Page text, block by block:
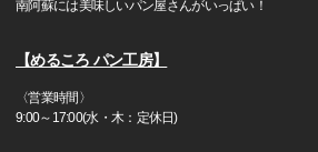
南阿蘇には美味しいパン屋さんがいっぱい！
【めるころ パン工房】
〈営業時間〉
9:00～17:00(水・木：定休日)